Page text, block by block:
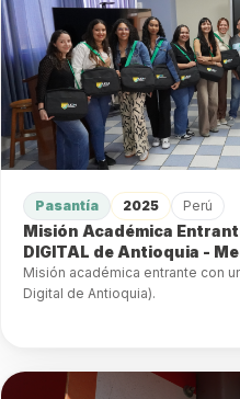
Pasantía 2025 Perú
Misión Académica
DIGITAL de Antioquia -
Misión académica entrante con
Digital de Antioquia).